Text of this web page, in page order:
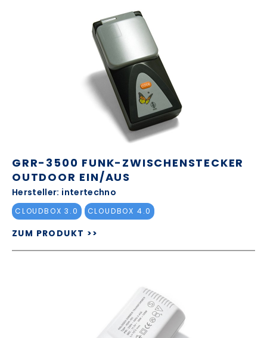
GRR-3500 FUNK-ZWISCHENSTECKER
OUTDOOR EIN/AUS
Hersteller: intertechno
CLOUDBOX 3.0 CLOUDBOX 4.0
ZUM PRODUKT >>